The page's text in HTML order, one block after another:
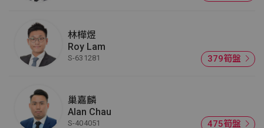
林樺煜
Roy Lam
S-631281 379筍盤
巢嘉麟
Alan Chau
S-404051 475筍盤